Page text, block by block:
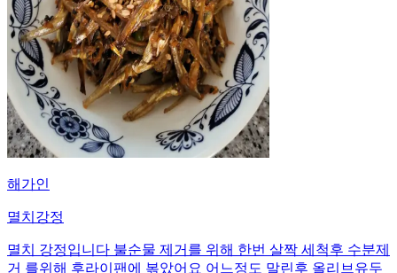
해가인
멸치강정
멸치 강정입니다 불순물 제거를 위해 한번 살짝 세척후 수분제
거 를위해 후라이팬에 볶았어요 어느정도 말린후 올리브유두